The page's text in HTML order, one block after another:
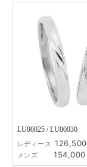
LU00025 / LU00030
レディース 126,500
メンズ
154,000